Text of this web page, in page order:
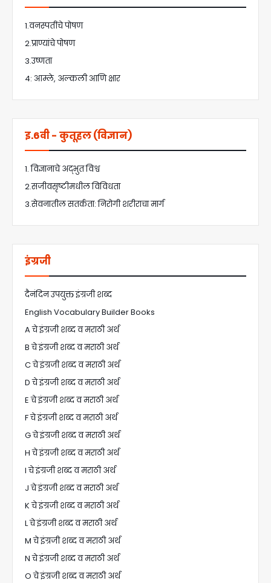
1.वनस्पतींचे पोषण
2.प्राण्यांचे पोषण
3.उष्णता
4: आम्ले, अल्कली आणि क्षार
इ.6वी - कुतूहल (विज्ञान)
1. विज्ञानाचे अद्भुत विश्व
2.सजीवसृष्टीमधील विविधता
3.सेवनातील सतर्कता: निरोगी शरीराचा मार्ग
इंग्रजी
दैनंदिन उपयुक्त इंग्रजी शब्द
English Vocabulary Builder Books
A चे इंग्रजी शब्द व मराठी अर्थ
B चे इंग्रजी शब्द व मराठी अर्थ
C चे इंग्रजी शब्द व मराठी अर्थ
D चे इंग्रजी शब्द व मराठी अर्थ
E चे इंग्रजी शब्द व मराठी अर्थ
F चे इंग्रजी शब्द व मराठी अर्थ
G चे इंग्रजी शब्द व मराठी अर्थ
H चे इंग्रजी शब्द व मराठी अर्थ
I चे इंग्रजी शब्द व मराठी अर्थ
J चे इंग्रजी शब्द व मराठी अर्थ
K चे इंग्रजी शब्द व मराठी अर्थ
L चे इंग्रजी शब्द व मराठी अर्थ
M चे इंग्रजी शब्द व मराठी अर्थ
N चे इंग्रजी शब्द व मराठी अर्थ
O चे इंग्रजी शब्द व मराठी अर्थ